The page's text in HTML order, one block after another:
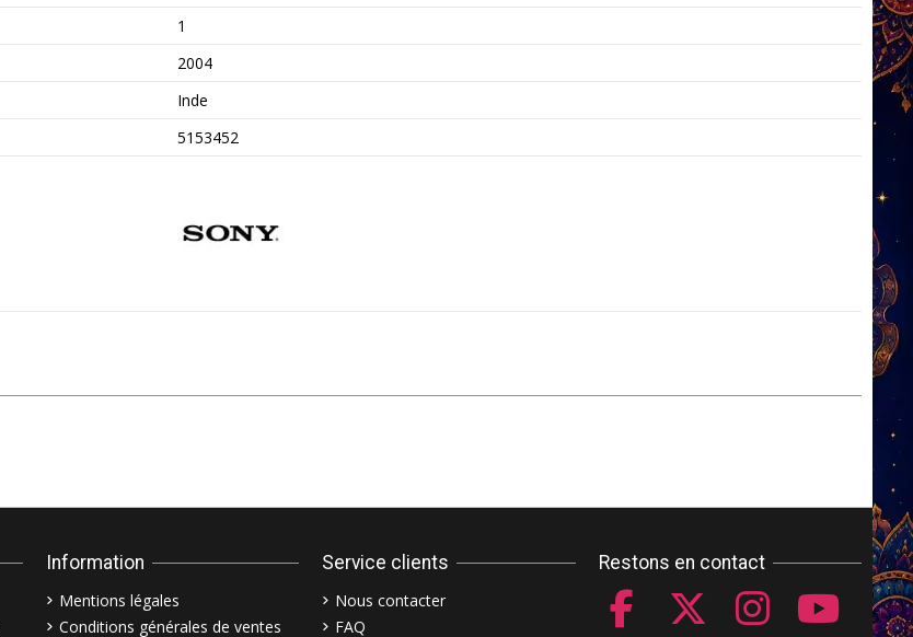
1
2004
Inde
5153452
Information
Mentions légales
Conditions générales de ventes
Service clients
Nous contacter
FAQ
Restons en contact